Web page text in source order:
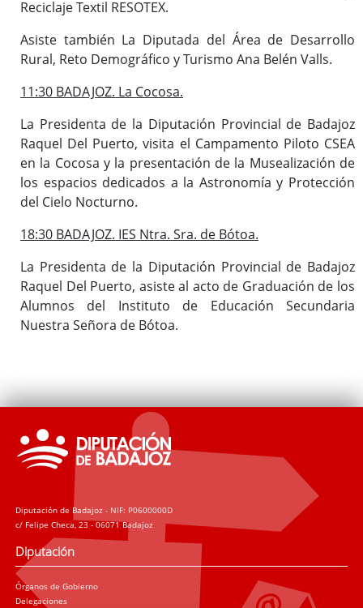
Reciclaje Textil RESOTEX.
Asiste también La Diputada del Área de Desarrollo
Rural, Reto Demográfico y Turismo Ana Belén Valls.
11:30 BADAJOZ. La Cocosa.
La Presidenta de la Diputación Provincial de Badajoz
Raquel Del Puerto, visita el Campamento Piloto CSEA
en la Cocosa y la presentación de la Musealización de
los espacios dedicados a la Astronomía y Protección
del Cielo Nocturno.
18:30 BADAJOZ. IES Ntra. Sra. de Bótoa.
La Presidenta de la Diputación Provincial de Badajoz
Raquel Del Puerto, asiste al acto de Graduación de los
Alumnos del Instituto de Educación Secundaria
Nuestra Señora de Bótoa.
Diputación de Badajoz - NIF: P0600000D
c/ Felipe Checa, 23 - 06071 Badajoz
Diputación
Órganos de Gobierno
Delegaciones